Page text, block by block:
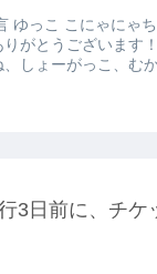
ゆっこ こにゃにゃ
がとうございます
しょーがっこ、む
3日前に、チケ